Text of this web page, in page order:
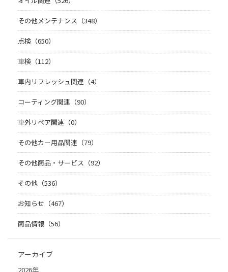
その他メンテナンス（348）
点検（650）
車検（112）
車内リフレッシュ関連（4）
コーティング関連（90）
車外リペア関連（0）
その他カー用品関連（79）
その他商品・サービス（92）
その他（536）
お知らせ（467）
商品情報（56）
アーカイブ
2026年